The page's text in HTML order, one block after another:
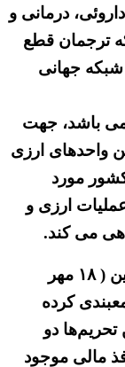
درمانی و
ترجمان قطع
شبکه جهانی
باشد، جهت
واحدهای ارزی
مورد
ارزی و
می کند.
دراین رابطه نیز سایت حکومتی خبر آنلاین ( ۱۸ مهر
کرده
دو
مالی موجود